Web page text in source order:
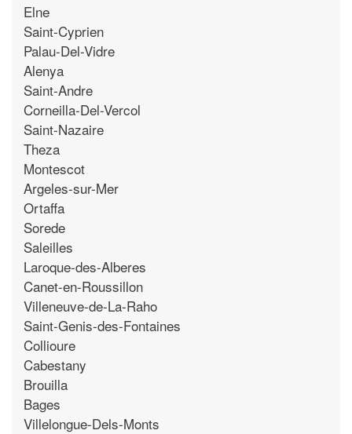
Elne
Saint-Cyprien
Palau-Del-Vidre
Alenya
Saint-Andre
Corneilla-Del-Vercol
Saint-Nazaire
Theza
Montescot
Argeles-sur-Mer
Ortaffa
Sorede
Saleilles
Laroque-des-Alberes
Canet-en-Roussillon
Villeneuve-de-La-Raho
Saint-Genis-des-Fontaines
Collioure
Cabestany
Brouilla
Bages
Villelongue-Dels-Monts